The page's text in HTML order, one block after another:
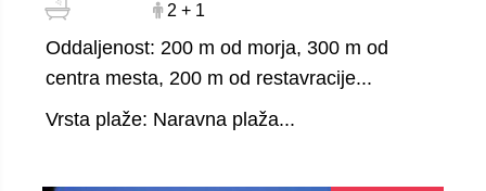
2 + 1
Oddaljenost: 200 m od morja, 300 m od
centra mesta, 200 m od restavracije...
Vrsta plaže: Naravna plaža...